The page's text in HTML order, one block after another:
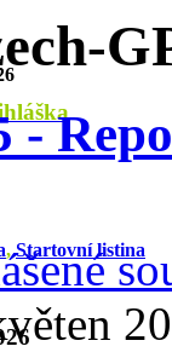
,Startovní listina
-